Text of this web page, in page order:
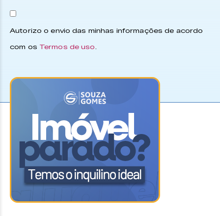
Autorizo o envio das minhas informações de acordo
com os Termos de uso.